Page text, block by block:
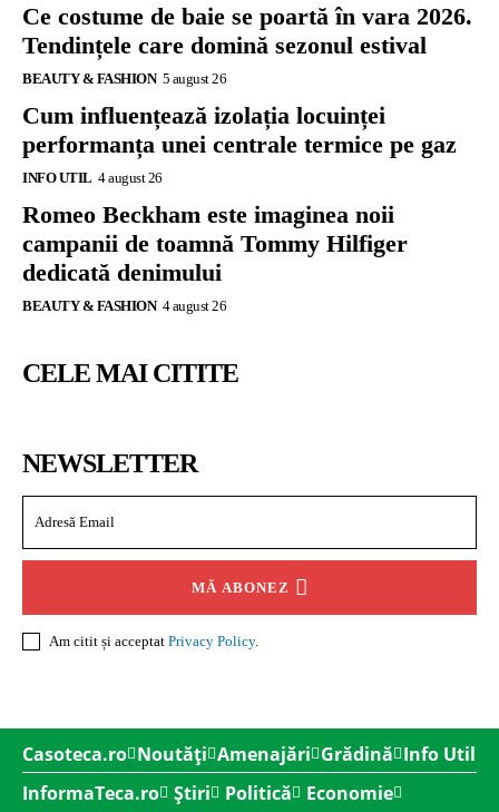
Ce costume de baie se poartă în vara 2026.
Tendințele care domină sezonul estival
BEAUTY & FASHION 5 august 26
Cum influențează izolația locuinței
performanța unei centrale termice pe gaz
INFO UTIL 4 august 26
Romeo Beckham este imaginea noii
campanii de toamnă Tommy Hilfiger
dedicată denimului
BEAUTY & FASHION 4 august 26
CELE MAI CITITE
NEWSLETTER
MĂ ABONEZ
Am citit și acceptat Privacy Policy.
Casoteca.ro Noutăți Amenajări Grădină Info Util
InformaTeca.ro Știri Politică
Economie